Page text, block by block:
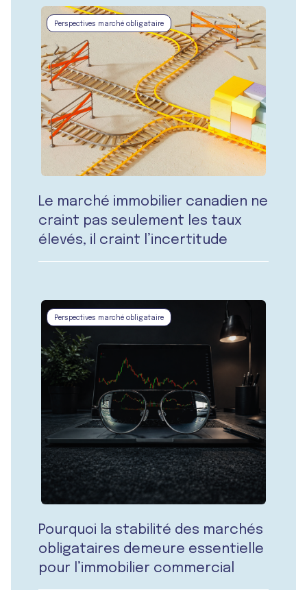
Perspectives marché obligataire
Le marché immobilier canadien ne
craint pas seulement les taux
élevés, il craint l’incertitude
Perspectives marché obligataire
Pourquoi la stabilité des marchés
obligataires demeure essentielle
pour l’immobilier commercial